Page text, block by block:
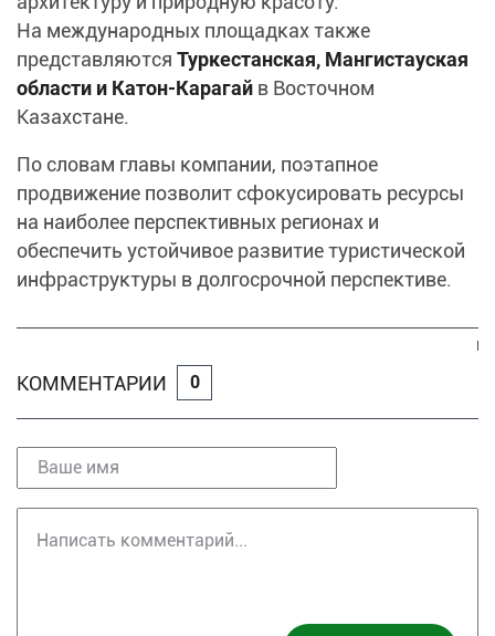
На международных площадках также
представляются Туркестанская, Мангистауская
области и Катон-Карагай в Восточном
Казахстане.
По словам главы компании, поэтапное
продвижение позволит сфокусировать ресурсы
на наиболее перспективных регионах и
обеспечить устойчивое развитие туристической
инфраструктуры в долгосрочной перспективе.
КОММЕНТАРИИ 0